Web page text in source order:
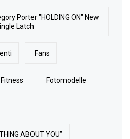
Porter "HOLDING ON" New
Latch
Fans
Fitness Fotomodelle
ABOUT YOU”